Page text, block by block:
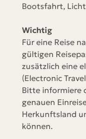
Bootsfahrt,
Wichtig
Für eine Reise
gültigen
zusätzlich eine
(Electronic
Bitte informiere
genauen
Herkunftsland
können.